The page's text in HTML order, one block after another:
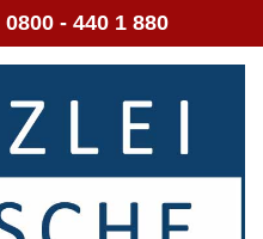
0800 - 440 1 880